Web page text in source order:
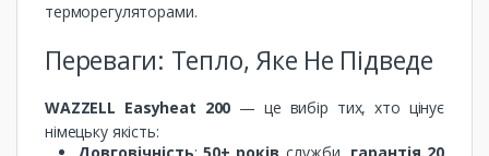
терморегуляторами.
Переваги: Тепло, Яке Не Підведе
WAZZELL Easyheat 200 — це вибір тих, хто цінує
німецьку якість: